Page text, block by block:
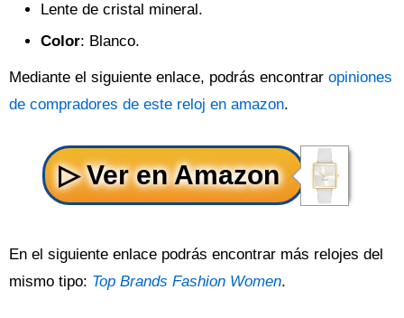
Lente de cristal mineral.
Color: Blanco.
Mediante el siguiente enlace, podrás encontrar opiniones
de compradores de este reloj en amazon.
En el siguiente enlace podrás encontrar más relojes del
mismo tipo: Top Brands Fashion Women.